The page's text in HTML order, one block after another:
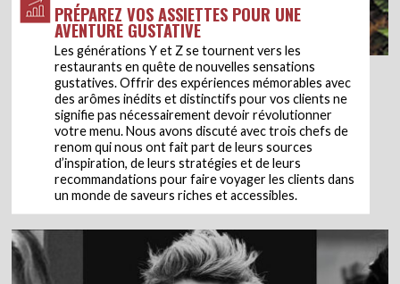
PRÉPAREZ VOS ASSIETTES POUR UNE
AVENTURE GUSTATIVE
Les générations Y et Z se tournent vers les
restaurants en quête de nouvelles sensations
gustatives. Offrir des expériences mémorables avec
des arômes inédits et distinctifs pour vos clients ne
signifie pas nécessairement devoir révolutionner
votre menu. Nous avons discuté avec trois chefs de
renom qui nous ont fait part de leurs sources
d’inspiration, de leurs stratégies et de leurs
recommandations pour faire voyager les clients dans
un monde de saveurs riches et accessibles.